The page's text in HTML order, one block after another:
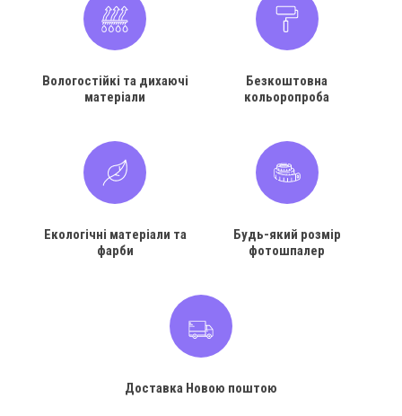
Вологостійкі та дихаючі
матеріали
Безкоштовна
кольоропроба
Екологічні матеріали та
фарби
Будь-який розмір
фотошпалер
Доставка Новою поштою